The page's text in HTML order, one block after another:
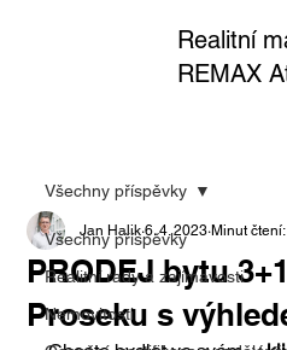
Realitní
REMAX
Všechny příspěvky
Realitní rady a zajímavosti
Nemovitosti
Všechny příspěvky
PRODEJ bytu
Proseku s
Jan Halik 6. 4. 2023 Minut čtení: